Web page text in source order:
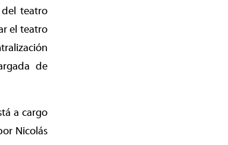
del teatro
el teatro
de
a cargo
Nicolás